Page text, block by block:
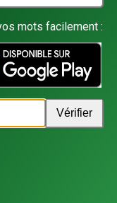
mots facilement :